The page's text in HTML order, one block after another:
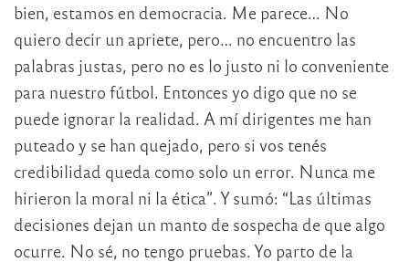
bien, estamos en democracia. Me parece… No
quiero decir un apriete, pero… no encuentro las
palabras justas, pero no es lo justo ni lo conveniente
para nuestro fútbol. Entonces yo digo que no se
puede ignorar la realidad. A mí dirigentes me han
puteado y se han quejado, pero si vos tenés
credibilidad queda como solo un error. Nunca me
hirieron la moral ni la ética”. Y sumó: “Las últimas
decisiones dejan un manto de sospecha de que algo
ocurre. No sé, no tengo pruebas. Yo parto de la